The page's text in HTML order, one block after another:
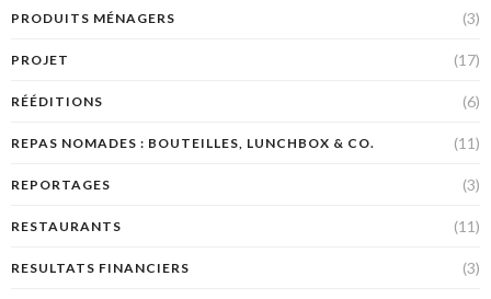
PRODUITS MÉNAGERS (3)
PROJET (17)
RÉÉDITIONS (6)
REPAS NOMADES : BOUTEILLES, LUNCHBOX & CO. (11)
REPORTAGES (3)
RESTAURANTS (11)
RESULTATS FINANCIERS (3)